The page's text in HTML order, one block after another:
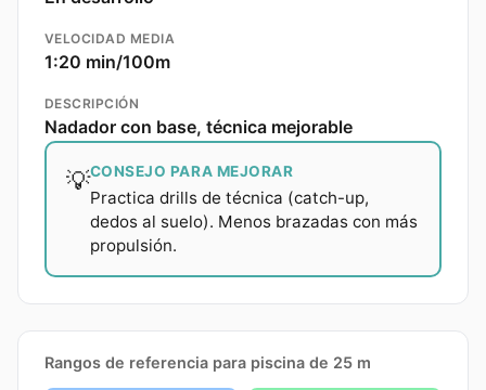
VELOCIDAD MEDIA
1:20 min/100m
DESCRIPCIÓN
Nadador con base, técnica mejorable
💡CONSEJO PARA MEJORAR
Practica drills de técnica (catch-up,
dedos al suelo). Menos brazadas con más
propulsión.
Rangos de referencia para piscina de 25 m